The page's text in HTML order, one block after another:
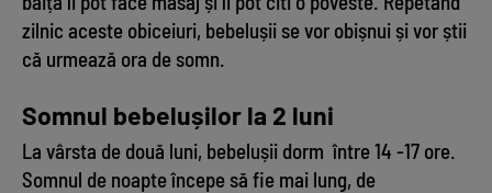
zilnic aceste obiceiuri, bebelușii se vor obișnui și vor știi
că urmează ora de somn.
Somnul bebelușilor la 2 luni
La vârsta de două luni, bebelușii dorm între 14 -17 ore.
Somnul de noapte începe să fie mai lung, de